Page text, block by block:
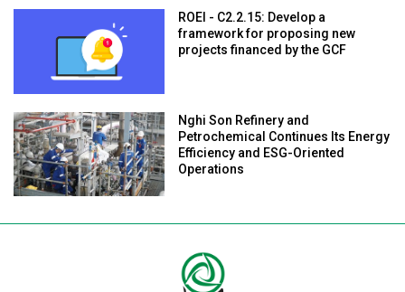
ROEI - C2.2.15: Develop a
framework for proposing new
projects financed by the GCF
Nghi Son Refinery and
Petrochemical Continues Its Energy
Efficiency and ESG-Oriented
Operations